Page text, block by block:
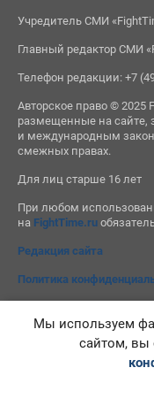
Учредитель СМИ
Главный редактор СМИ
Телефон редакции: +7
Авторское право © 2025
размещенные на сайте,
и международным
смежных правах.
Для лиц старше 16 лет
При любом
на FightTime.ru
Редакция сайта
Политика
Мы используем
сайтом, вы